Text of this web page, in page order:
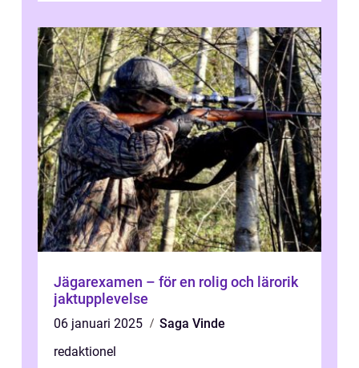
Jägarexamen – för en rolig och lärorik
jaktupplevelse
06 januari 2025
Saga Vinde
redaktionel